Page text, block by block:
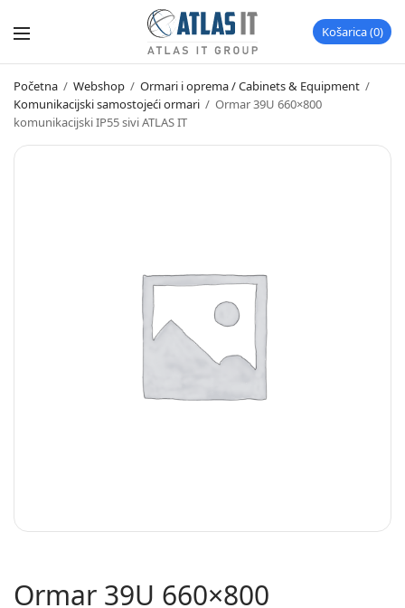
Košarica 0
Početna / Webshop / Ormari i oprema / Cabinets & Equipment /
Komunikacijski samostojeći ormari / Ormar 39U 660×800
komunikacijski IP55 sivi ATLAS IT
Ormar 39U 660×800